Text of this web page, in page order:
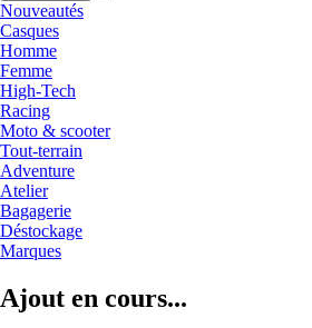
Nouveautés
Casques
Homme
Femme
High-Tech
Racing
Moto & scooter
Tout-terrain
Adventure
Atelier
Bagagerie
Déstockage
Marques
Ajout en cours...